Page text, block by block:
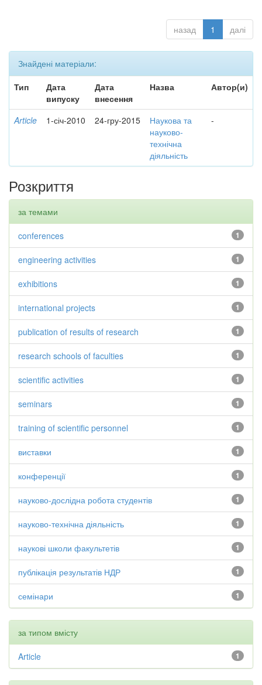
назад 1 далі
Знайдені матеріали:
Тип
Дата
випуску
Дата
внесення
Назва Автор(и)
Article 1-січ-2010 24-гру-2015
Наукова та
науково-
технічна
діяльність
-
Розкриття
за темами
1
conferences
1
engineering activities
1
exhibitions
1
international projects
1
publication of results of research
1
research schools of faculties
1
scientific activities
1
seminars
1
training of scientific personnel
1
виставки
1
конференції
1
науково-дослідна робота студентів
1
науково-технічна діяльність
1
наукові школи факультетів
1
публікація результатів НДР
1
семінари
за типом вмісту
1
Article